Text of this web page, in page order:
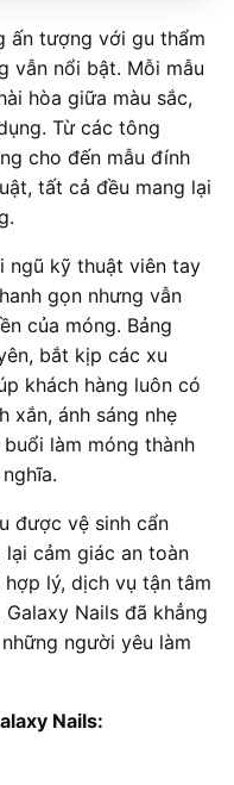
ấn tượng với gu thẩm
vẫn nổi bật. Mỗi mẫu
hòa giữa màu sắc,
Từ các tông
cho đến mẫu đính
tất cả đều mang lại
ngũ kỹ thuật viên tay
gọn nhưng vẫn
của móng. Bảng
bắt kịp các xu
khách hàng luôn có
xắn, ánh sáng nhẹ
làm móng thành
được vệ sinh cẩn
cảm giác an toàn
lý, dịch vụ tận tâm
Nails đã khẳng
người yêu làm
Nails: